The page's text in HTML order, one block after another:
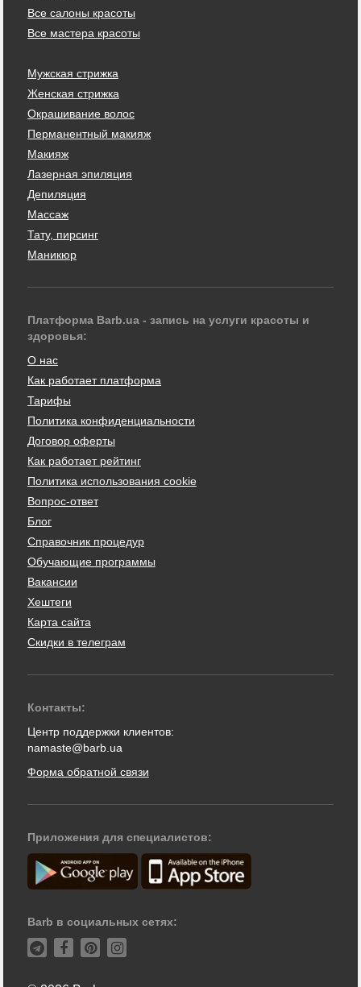
Все салоны красоты
Все мастера красоты
Мужская стрижка
Женская стрижка
Окрашивание волос
Перманентный макияж
Макияж
Лазерная эпиляция
Депиляция
Массаж
Тату, пирсинг
Маникюр
Платформа Barb.ua - запись на услуги красоты и
здоровья:
О нас
Как работает платформа
Тарифы
Политика конфиденциальности
Договор оферты
Как работает рейтинг
Политика использования cookie
Вопрос-ответ
Блог
Справочник процедур
Обучающие программы
Вакансии
Хештеги
Карта сайта
Скидки в телеграм
Контакты:
Центр поддержки клиентов:
namaste@barb.ua
Форма обратной связи
Приложения для специалистов:
Barb в социальных сетях: